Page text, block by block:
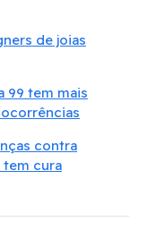
de joias
99 tem mais
contra
cura